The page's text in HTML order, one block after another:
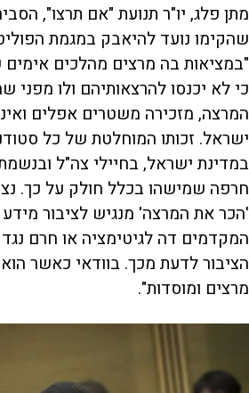
מתן פלג, יו"ר תנועת "אם תרצו",
שהקימו נועד להיאבק במגמת
"במציאות בה מרצים מהלכים אימים
כי לא יכנסו להרצאותיהם ולו
המרצה, מזכירה משטרים אפלים
ישראל. זכותו המוחלטת של כל
במדינת ישראל, בחיילי צה"ל
חרפה שמישהו בכלל חולק על כך.
'הכר את המרצה' מנגיש לציבור
המקדמים דה לגיטימציה או חרם
הציבור לדעת מכך. בוודאי כאשר
מרצים ומוסדות".